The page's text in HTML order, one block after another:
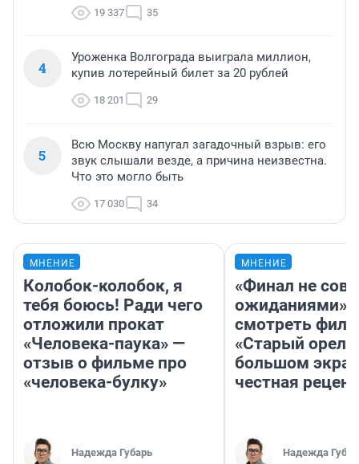
19 337 35
4
Уроженка Волгограда выиграла миллион,
купив лотерейный билет за 20 рублей
18 201 29
5
Всю Москву напугал загадочный взрыв: его
звук слышали везде, а причина неизвестна.
Что это могло быть
17 030 34
МНЕНИЕ
Колобок-колобок, я
тебя боюсь! Ради чего
отложили прокат
«Человека-паука» —
отзыв о фильме про
«человека-булку»
Надежда Губарь
МНЕНИЕ
«Финал не
ожиданиями»:
смотреть
«Старый орел»
большом
честная
Надежда